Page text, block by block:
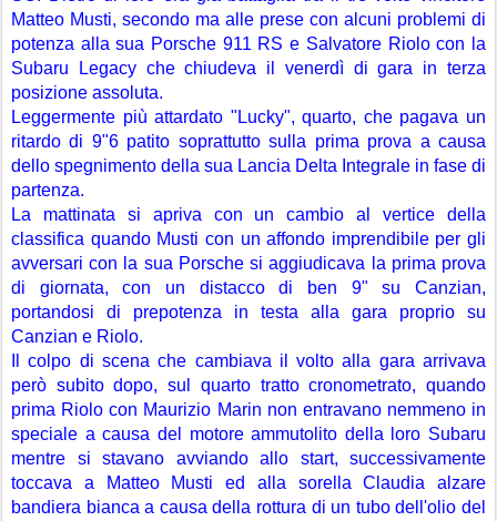
Matteo Musti, secondo ma alle prese con alcuni problemi di
potenza alla sua Porsche 911 RS e Salvatore Riolo con la
Subaru Legacy che chiudeva il venerdì di gara in terza
posizione assoluta.
Leggermente più attardato "Lucky", quarto, che pagava un
ritardo di 9"6 patito soprattutto sulla prima prova a causa
dello spegnimento della sua Lancia Delta Integrale in fase di
partenza.
La mattinata si apriva con un cambio al vertice della
classifica quando Musti con un affondo imprendibile per gli
avversari con la sua Porsche si aggiudicava la prima prova
di giornata, con un distacco di ben 9" su Canzian,
portandosi di prepotenza in testa alla gara proprio su
Canzian e Riolo.
Il colpo di scena che cambiava il volto alla gara arrivava
però subito dopo, sul quarto tratto cronometrato, quando
prima Riolo con Maurizio Marin non entravano nemmeno in
speciale a causa del motore ammutolito della loro Subaru
mentre si stavano avviando allo start, successivamente
toccava a Matteo Musti ed alla sorella Claudia alzare
bandiera bianca a causa della rottura di un tubo dell'olio del